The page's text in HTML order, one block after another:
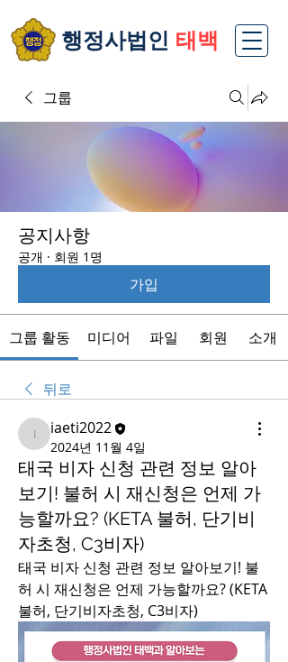
​행정사법인 태백
그룹
공지사항
공개 · 회원 1명
가입
그룹 활동 미디어 파일 회원 소개
뒤로
iaeti2022
iaeti2022
2024년 11월 4일
태국 비자 신청 관련 정보 알아
보기! 불허 시 재신청은 언제 가
능할까요? (KETA 불허, 단기비
자초청, C3비자)
태국 비자 신청 관련 정보 알아보기! 불
허 시 재신청은 언제 가능할까요? (KETA
불허, 단기비자초청, C3비자)